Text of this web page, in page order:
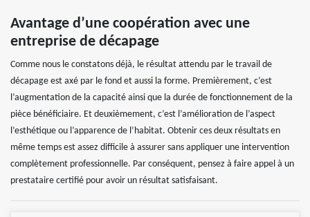
Avantage d’une coopération avec une
entreprise de décapage
Comme nous le constatons déjà, le résultat attendu par le travail de
décapage est axé par le fond et aussi la forme. Premièrement, c’est
l’augmentation de la capacité ainsi que la durée de fonctionnement de la
pièce bénéficiaire. Et deuxièmement, c’est l’amélioration de l’aspect
l’esthétique ou l’apparence de l’habitat. Obtenir ces deux résultats en
même temps est assez difficile à assurer sans appliquer une intervention
complètement professionnelle. Par conséquent, pensez à faire appel à un
prestataire certifié pour avoir un résultat satisfaisant.